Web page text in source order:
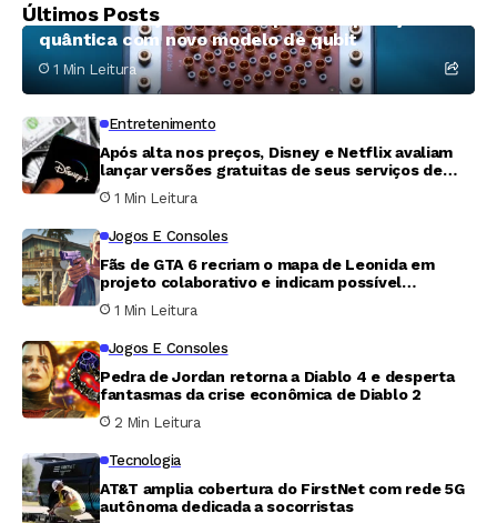
Últimos Posts
D-Wave avança na corrida pela computação
quântica com novo modelo de qubit
1 Min Leitura
Entretenimento
Após alta nos preços, Disney e Netflix avaliam
lançar versões gratuitas de seus serviços de
streaming
1 Min Leitura
Jogos E Consoles
Fãs de GTA 6 recriam o mapa de Leonida em
projeto colaborativo e indicam possível
endereço de Jason
1 Min Leitura
Jogos E Consoles
Pedra de Jordan retorna a Diablo 4 e desperta
fantasmas da crise econômica de Diablo 2
2 Min Leitura
Tecnologia
AT&T amplia cobertura do FirstNet com rede 5G
autônoma dedicada a socorristas